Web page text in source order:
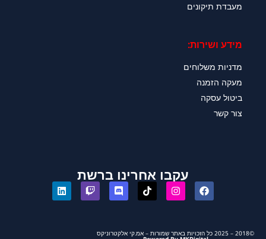
מעבדת תיקונים
מידע ושירות:
מדניות משלוחים
מעקה הזמנה
ביטול עסקה
צור קשר
עקבו אחרינו ברשת
©2018 – 2025 כל הזכויות באתר שמורות – אמ.קי אלקטרוניקס